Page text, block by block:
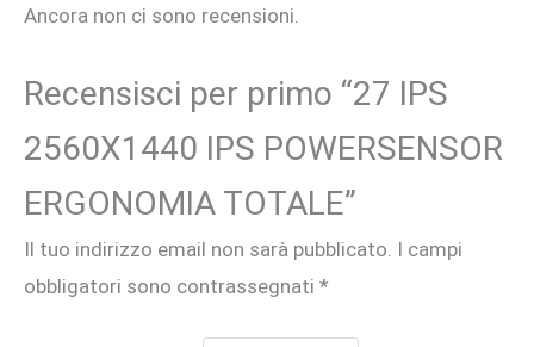
Ancora non ci sono recensioni.
Recensisci per primo “27 IPS
2560X1440 IPS POWERSENSOR
ERGONOMIA TOTALE”
Il tuo indirizzo email non sarà pubblicato. I campi
obbligatori sono contrassegnati *